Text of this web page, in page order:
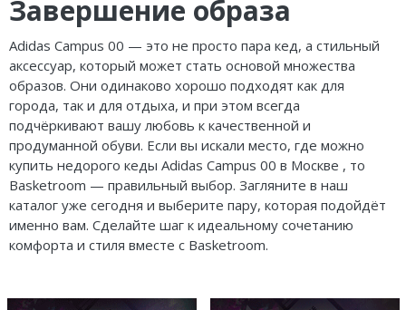
Завершение образа
Adidas Campus 00 — это не просто пара кед, а стильный
аксессуар, который может стать основой множества
образов. Они одинаково хорошо подходят как для
города, так и для отдыха, и при этом всегда
подчёркивают вашу любовь к качественной и
продуманной обуви. Если вы искали место, где можно
купить недорого кеды Adidas Campus 00 в Москве , то
Basketroom — правильный выбор. Загляните в наш
каталог уже сегодня и выберите пару, которая подойдёт
именно вам. Сделайте шаг к идеальному сочетанию
комфорта и стиля вместе с Basketroom.